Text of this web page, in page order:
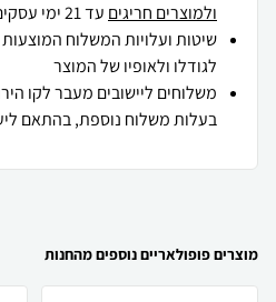
ולמוצרים חריגים עד 21 ימי עסקים .
שיטות ועלויות המשלוח
לגודלו ולאופיו של המוצר
משלוחים ליישובים מעבר לקו
בעלות משלוח נוספת, בהתאם
מוצרים פופולאריים נוספים מהחנות